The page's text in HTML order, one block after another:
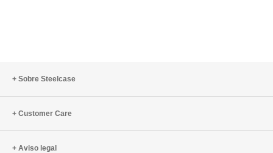
Sobre Steelcase
Customer Care
Aviso legal